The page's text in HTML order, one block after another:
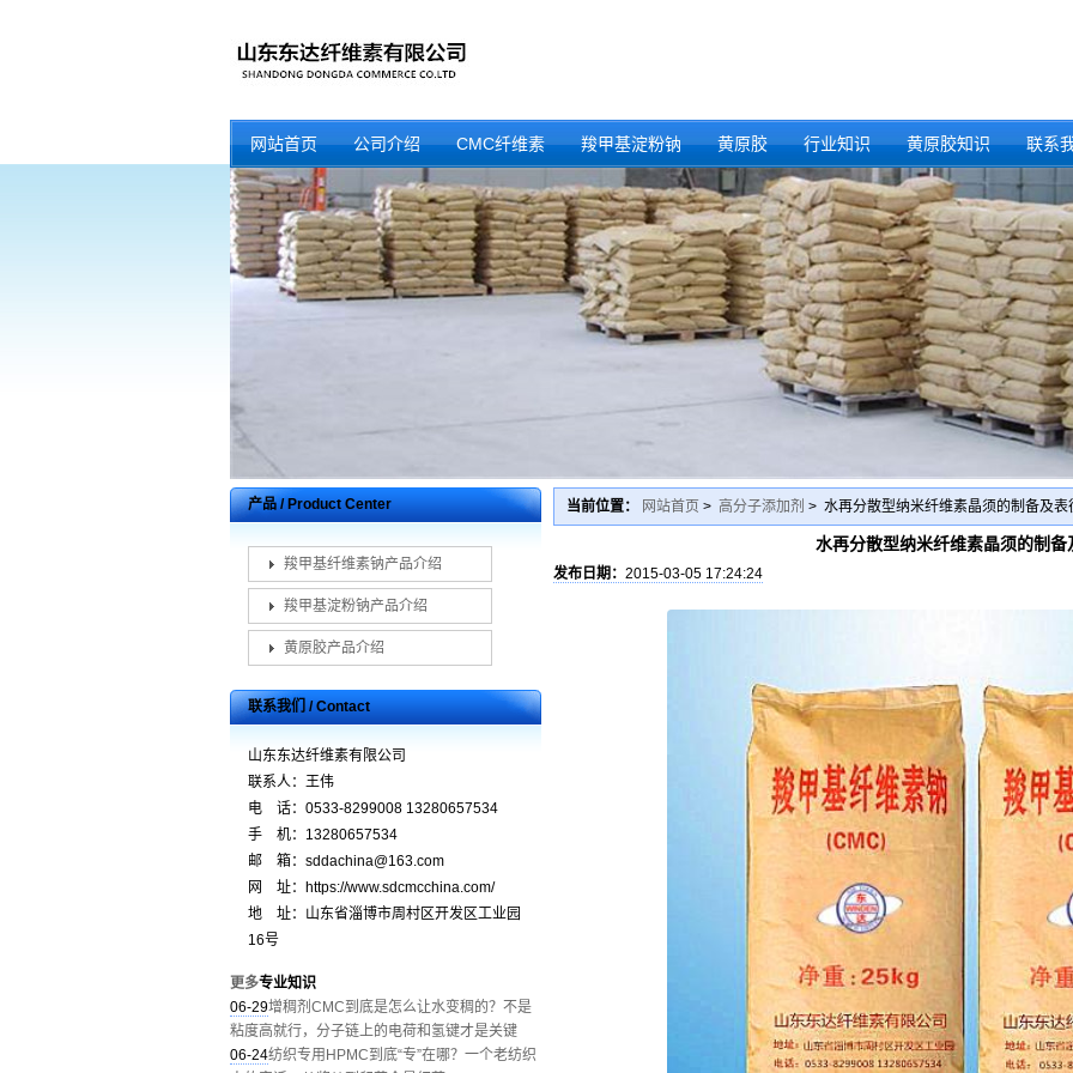
网站首页 公司介绍 CMC纤维素 羧甲基淀粉钠 黄原胶 行业知识 黄原胶知识 联系
产品 / Product Center
羧甲基纤维素钠产品介绍
羧甲基淀粉钠产品介绍
黄原胶产品介绍
联系我们 / Contact
山东东达纤维素有限公司
联系人：王伟
电 话：0533-8299008 13280657534
手 机：13280657534
邮 箱：sddachina@163.com
网 址：https://www.sdcmcchina.com/
地 址：山东省淄博市周村区开发区工业园
16号
更多专业知识
06-29增稠剂CMC到底是怎么让水变稠的？不是
粘度高就行，分子链上的电荷和氢键才是关键
06-24纺织专用HPMC到底“专”在哪？一个老纺织
当前位置： 网站首页 > 高分子添加剂 > 水再分散型纳米纤维素晶须的制备及表
水再分散型纳米纤维素晶须的制备
发布日期： 2015-03-05 17:24:24